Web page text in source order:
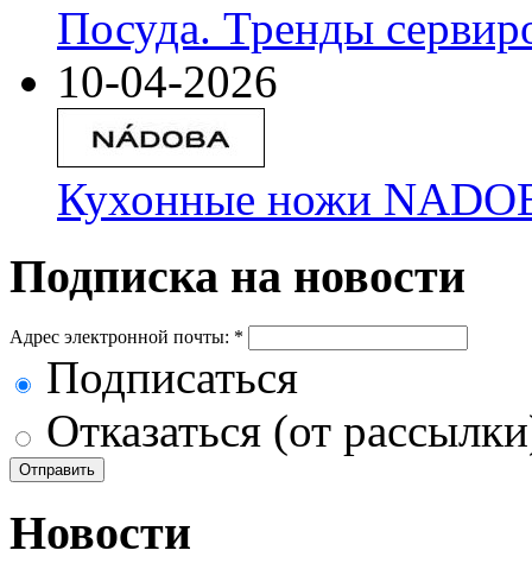
Посуда. Тренды
10-04-2026
Кухонные ножи
Подписка на новости
Адрес электронной почты: *
Подписаться
Отказаться (от
Новости